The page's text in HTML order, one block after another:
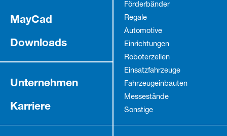
Förderbänder
Regale
Automotive
Einrichtungen
Roboterzellen
Einsatzfahrzeuge
Fahrzeug­einbauten
Messestände
Sonstige
MayCad
Downloads
Unternehmen
Karriere